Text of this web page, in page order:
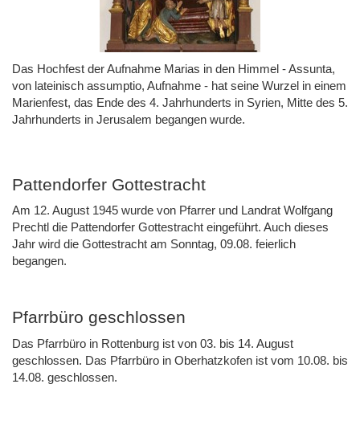
Das Hochfest der Aufnahme Marias in den Himmel - Assunta,
von lateinisch assumptio, Aufnahme - hat seine Wurzel in einem
Marienfest, das Ende des 4. Jahrhunderts in Syrien, Mitte des 5.
Jahrhunderts in Jerusalem begangen wurde.
Pattendorfer Gottestracht
Am 12. August 1945 wurde von Pfarrer und Landrat Wolfgang
Prechtl die Pattendorfer Gottestracht eingeführt. Auch dieses
Jahr wird die Gottestracht am Sonntag, 09.08. feierlich
begangen.
Pfarrbüro geschlossen
Das Pfarrbüro in Rottenburg ist von 03. bis 14. August
geschlossen. Das Pfarrbüro in Oberhatzkofen ist vom 10.08. bis
14.08. geschlossen.